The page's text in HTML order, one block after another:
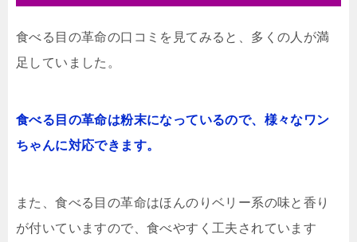
食べる目の革命の口コミを見てみると、多くの人が満
足していました。
食べる目の革命は粉末になっているので、様々なワン
ちゃんに対応できます。
また、食べる目の革命はほんのりベリー系の味と香り
が付いていますので、食べやすく工夫されています